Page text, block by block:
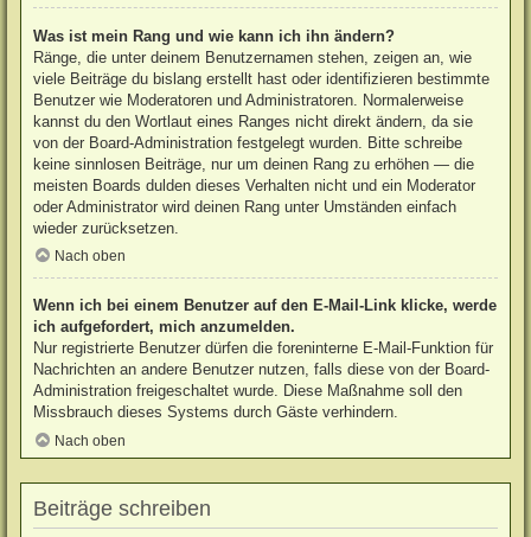
Was ist mein Rang und wie kann ich ihn ändern?
Ränge, die unter deinem Benutzernamen stehen, zeigen an, wie
viele Beiträge du bislang erstellt hast oder identifizieren bestimmte
Benutzer wie Moderatoren und Administratoren. Normalerweise
kannst du den Wortlaut eines Ranges nicht direkt ändern, da sie
von der Board-Administration festgelegt wurden. Bitte schreibe
keine sinnlosen Beiträge, nur um deinen Rang zu erhöhen — die
meisten Boards dulden dieses Verhalten nicht und ein Moderator
oder Administrator wird deinen Rang unter Umständen einfach
wieder zurücksetzen.
Nach oben
Wenn ich bei einem Benutzer auf den E-Mail-Link klicke, werde
ich aufgefordert, mich anzumelden.
Nur registrierte Benutzer dürfen die foreninterne E-Mail-Funktion für
Nachrichten an andere Benutzer nutzen, falls diese von der Board-
Administration freigeschaltet wurde. Diese Maßnahme soll den
Missbrauch dieses Systems durch Gäste verhindern.
Nach oben
Beiträge schreiben